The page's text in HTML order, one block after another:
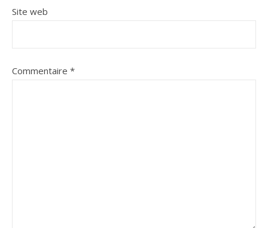
Site web
Commentaire *